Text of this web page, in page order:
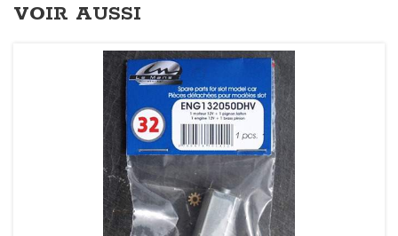
VOIR AUSSI